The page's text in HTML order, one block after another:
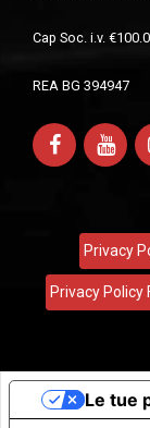
Cap Soc. i.v.
REA BG 394947
Privacy
Privacy Policy
Le tue